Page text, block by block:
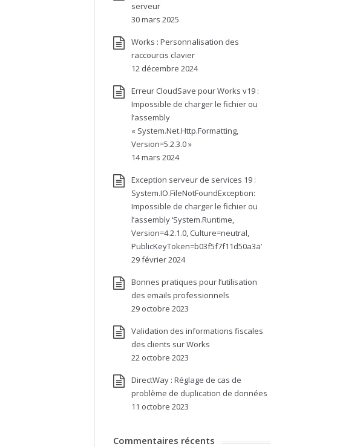
serveur
30 mars 2025
Works : Personnalisation des
raccourcis clavier
12 décembre 2024
Erreur CloudSave pour Works v19 :
Impossible de charger le fichier ou
l’assembly
« System.Net.Http.Formatting,
Version=5.2.3.0 »
14 mars 2024
Exception serveur de services 19 :
System.IO.FileNotFoundException:
Impossible de charger le fichier ou
l’assembly ‘System.Runtime,
Version=4.2.1.0, Culture=neutral,
PublicKeyToken=b03f5f7f11d50a3a’
29 février 2024
Bonnes pratiques pour l’utilisation
des emails professionnels
29 octobre 2023
Validation des informations fiscales
des clients sur Works
22 octobre 2023
DirectWay : Réglage de cas de
problème de duplication de données
11 octobre 2023
Commentaires récents